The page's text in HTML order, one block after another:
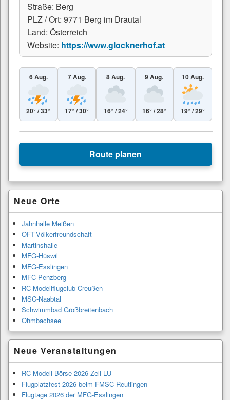
Straße: Berg
PLZ / Ort: 9771 Berg im Drautal
Land: Österreich
Website: https://www.glocknerhof.at
6 Aug.
20° / 33°
7 Aug.
17° / 30°
8 Aug.
16° / 24°
9 Aug.
16° / 28°
10 Aug.
19° / 29°
+
Route planen
Primärer
Seitenleisten-
Widgetbereich
Neue Orte
Jahnhalle Meißen
OFT-Völkerfreundschaft
Martinshalle
MFG-Hüswil
MFG-Esslingen
MFC-Penzberg
RC-Modellflugclub Creußen
MSC-Naabtal
Schwimmbad Großbreitenbach
Ohmbachsee
Neue Veranstaltungen
RC Modell Börse 2026 Zell LU
Flugplatzfest 2026 beim FMSC-Reutlingen
Flugtage 2026 der MFG-Esslingen